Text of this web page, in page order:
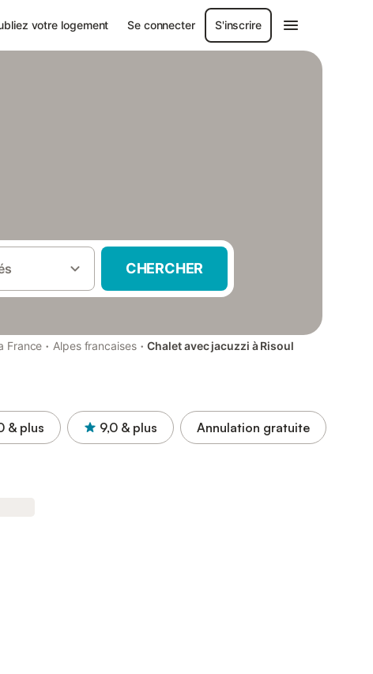
votre logement Se connecter S'inscrire
CHERCHER
France · Alpes francaises · Chalet avec jacuzzi à Risoul
& plus 9,0 & plus Annulation gratuite